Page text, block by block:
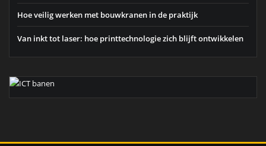
Hoe veilig werken met bouwkranen in de praktijk
Van inkt tot laser: hoe printtechnologie zich blijft ontwikkelen